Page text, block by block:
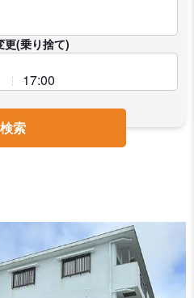
更(乗り捨て)
検索